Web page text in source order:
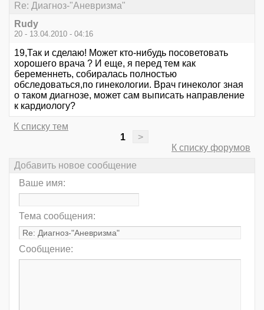
Re: Диагноз-"Аневризма"
Rudy
20 - 13.04.2010 - 04:16
19,Так и сделаю! Может кто-нибудь посоветовать
хорошего врача ? И еще, я перед тем как
беременнеть, собиралась полностью
обследоваться,по гинекологии. Врач гинеколог зная
о таком диагнозе, может сам выписать направление
к кардиологу?
К списку тем
1
>
К списку форумов
Добавить новое сообщение
Ваше имя:
Тема сообщения:
Сообщение: